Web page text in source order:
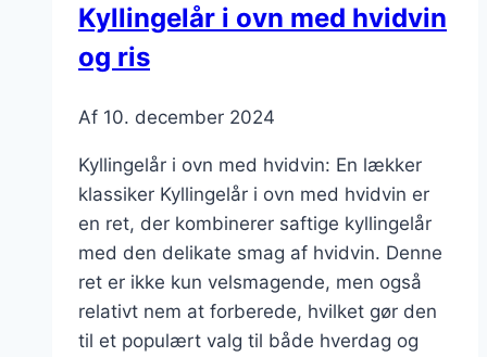
Kyllingelår i ovn med hvidvin
og ris
Af 10. december 2024
Kyllingelår i ovn med hvidvin: En lækker
klassiker Kyllingelår i ovn med hvidvin er
en ret, der kombinerer saftige kyllingelår
med den delikate smag af hvidvin. Denne
ret er ikke kun velsmagende, men også
relativt nem at forberede, hvilket gør den
til et populært valg til både hverdag og